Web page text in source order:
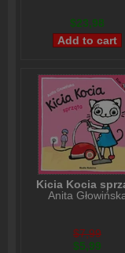
$23,98
Kicia Kocia
Anita
$7,99
$5,99